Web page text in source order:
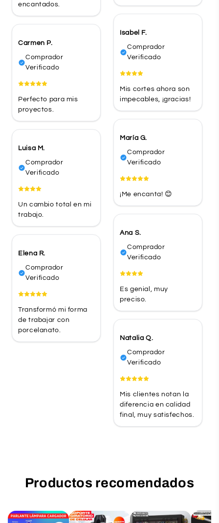
encantados.
Isabel F.
Comprador
Verificado
Mis cortes ahora son
impecables, ¡gracias!
Carmen P.
Comprador
Verificado
Perfecto para mis
proyectos.
María G.
Comprador
Verificado
¡Me encanta! 😊
Luisa M.
Comprador
Verificado
Un cambio total en mi
trabajo.
Ana S.
Comprador
Verificado
Es genial, muy
preciso.
Elena R.
Comprador
Verificado
Transformó mi forma
de trabajar con
porcelanato.
Natalia Q.
Comprador
Verificado
Mis clientes notan la
diferencia en calidad
final, muy satisfechos.
Productos recomendados